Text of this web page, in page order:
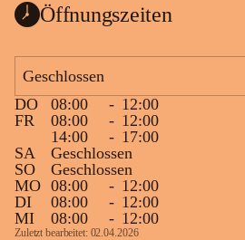
Öffnungszeiten
Geschlossen
DO
08:00 - 12:00
FR
08:00 - 12:00
14:00
- 17:00
SA
Geschlossen
SO
Geschlossen
MO 08:00 - 12:00
DI
08:00 - 12:00
MI
08:00 - 12:00
Zuletzt bearbeitet: 02.04.2026